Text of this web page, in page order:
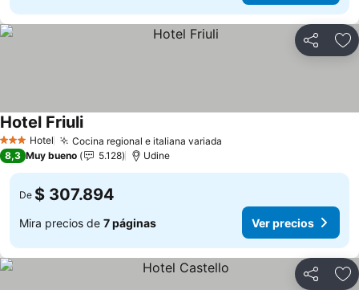
Compartir
3 Estrellas
Hotel Cocina regional e italiana variada
Hotel Friuli
8,3 Muy bueno 5.128 Udine
De $ 307.894
Mira precios de 7 páginas Ver precios
Compartir